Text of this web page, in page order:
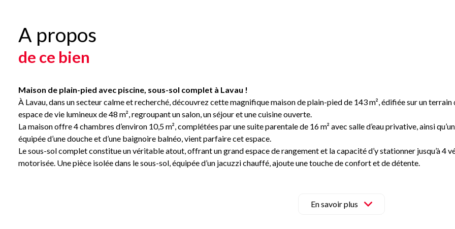
A propos
de ce bien
Maison de plain-pied avec piscine, sous-sol complet à Lavau !
À Lavau, dans un secteur calme et recherché, découvrez cette magnifique maison de plain-pied de 143 m², édifiée sur un
espace de vie lumineux de 48 m², regroupant un salon, un séjour et une cuisine ouverte.
La maison offre 4 chambres d’environ 10,5 m², complétées par une suite parentale de 16 m² avec salle d’eau privative, ainsi
équipée d’une douche et d’une baignoire balnéo, vient parfaire cet espace.
Le sous-sol complet constitue un véritable atout, offrant un grand espace de rangement et la capacité d’y stationner jusqu’à 4
motorisée. Une pièce isolée dans le sous-sol, équipée d’un jacuzzi chauffé, ajoute une touche de confort et de détente.
Côté confort, la maison est équipée d’un chauffage au sol, d’un adoucisseur d’eau, d’une alarme pour votre sécurité, et d’un
En savoir plus